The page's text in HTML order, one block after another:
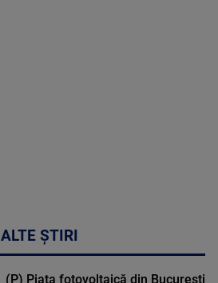
ALTE ȘTIRI
(P) Piața fotovoltaică din București